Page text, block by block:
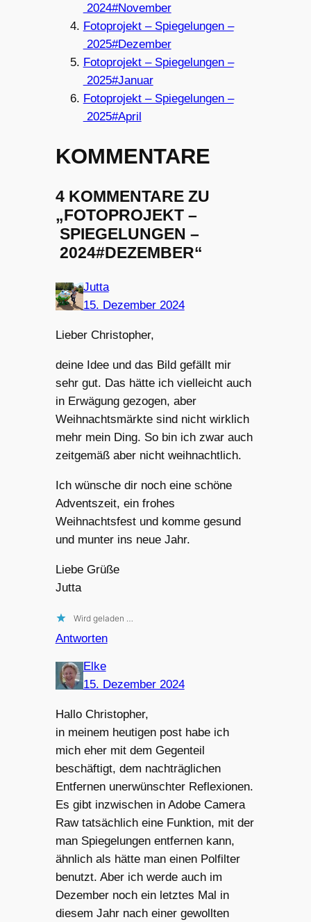
2024#November
Fotoprojekt – Spiegelungen –
2025#Dezember
Fotoprojekt – Spiegelungen –
2025#Januar
Fotoprojekt – Spiegelungen –
2025#April
KOMMENTARE
4 KOMMENTARE ZU
„FOTOPROJEKT –
SPIEGELUNGEN –
2024#DEZEMBER“
Jutta
15. Dezember 2024
Lieber Christopher,
deine Idee und das Bild gefällt mir
sehr gut. Das hätte ich vielleicht auch
in Erwägung gezogen, aber
Weihnachtsmärkte sind nicht wirklich
mehr mein Ding. So bin ich zwar auch
zeitgemäß aber nicht weihnachtlich.
Ich wünsche dir noch eine schöne
Adventszeit, ein frohes
Weihnachtsfest und komme gesund
und munter ins neue Jahr.
Liebe Grüße
Jutta
Wird geladen …
Antworten
Elke
15. Dezember 2024
Hallo Christopher,
in meinem heutigen post habe ich
mich eher mit dem Gegenteil
beschäftigt, dem nachträglichen
Entfernen unerwünschter Reflexionen.
Es gibt inzwischen in Adobe Camera
Raw tatsächlich eine Funktion, mit der
man Spiegelungen entfernen kann,
ähnlich als hätte man einen Polfilter
benutzt. Aber ich werde auch im
Dezember noch ein letztes Mal in
diesem Jahr nach einer gewollten